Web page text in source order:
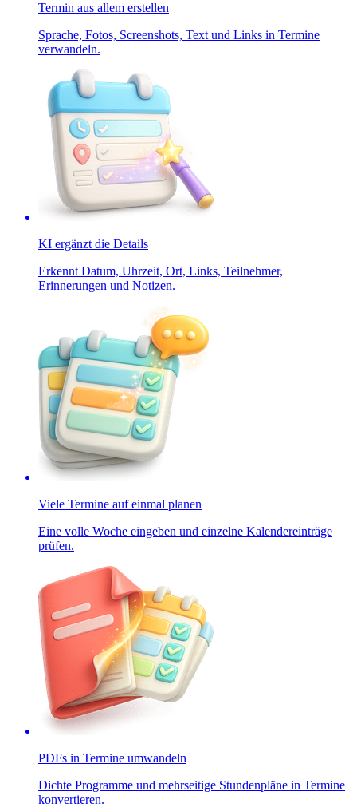
Termin aus allem erstellen
Sprache, Fotos, Screenshots, Text und Links in Termine
verwandeln.
KI ergänzt die Details
Erkennt Datum, Uhrzeit, Ort, Links, Teilnehmer,
Erinnerungen und Notizen.
Viele Termine auf einmal planen
Eine volle Woche eingeben und einzelne Kalendereinträge
prüfen.
PDFs in Termine umwandeln
Dichte Programme und mehrseitige Stundenpläne in Termine
konvertieren.